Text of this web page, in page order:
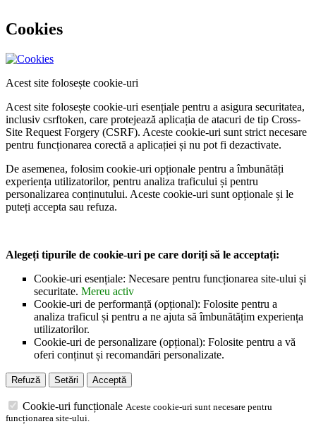
Cookies
Acest site folosește cookie-uri
Acest site folosește cookie-uri esențiale pentru a asigura securitatea,
inclusiv csrftoken, care protejează aplicația de atacuri de tip Cross-
Site Request Forgery (CSRF). Aceste cookie-uri sunt strict necesare
pentru funcționarea corectă a aplicației și nu pot fi dezactivate.
De asemenea, folosim cookie-uri opționale pentru a îmbunătăți
experiența utilizatorilor, pentru analiza traficului și pentru
personalizarea conținutului. Aceste cookie-uri sunt opționale și le
puteți accepta sau refuza.
Alegeți tipurile de cookie-uri pe care doriți să le acceptați:
Cookie-uri esențiale: Necesare pentru funcționarea site-ului și
securitate. Mereu activ
Cookie-uri de performanță (opțional): Folosite pentru a
analiza traficul și pentru a ne ajuta să îmbunătățim experiența
utilizatorilor.
Cookie-uri de personalizare (opțional): Folosite pentru a vă
oferi conținut și recomandări personalizate.
Refuză Setări Acceptă
Cookie-uri funcționale Aceste cookie-uri sunt necesare pentru
funcționarea site-ului.